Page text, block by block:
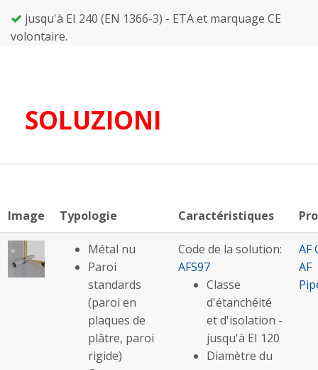
jusqu'à EI 240 (EN 1366-3) - ETA et marquage CE
volontaire.
SOLUZIONI
Image Typologie Caractéristiques
Métal nu
Paroi
standards
(paroi en
plaques de
plâtre, paroi
rigide)
Code de la solution:
AFS97
Classe
d'étanchéité
et d'isolation -
jusqu'à EI 120
Diamètre du
AF
AF